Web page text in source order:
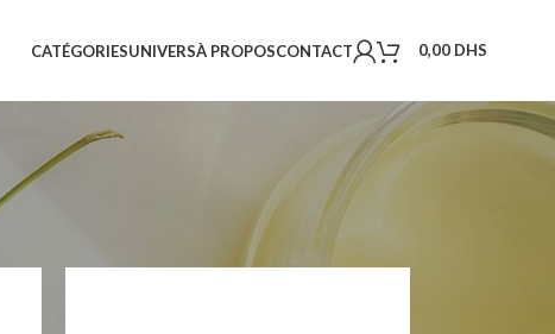
CATÉGORIESUNIVERSÀ PROPOSCONTACT 0,00 DHS